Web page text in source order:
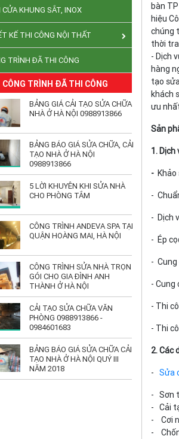
KHUNG SẮT, INOX
KẾ THI CÔNG NỘI THẤT
TRÌNH ĐÃ THI CÔNG
CÔNG TRÌNH ĐÃ THI CÔNG
BẢNG GIÁ CẢI TẠO SỬA CHỮA
NHÀ Ở HÀ NỘI 0988913866
BẢNG BÁO GIÁ SỬA CHỮA, CẢI
TẠO NHÀ Ở HÀ NỘI
0988913866
5 LỜI KHUYÊN KHI SỬA NHÀ
CHO PHÒNG TẮM
CÔNG TRÌNH ANDEVA SPA TẠI
QUẬN HOÀNG MAI, HÀ NỘI
CÔNG TRÌNH SỬA NHÀ TRỌN
GÓI CHO GIA ĐÌNH ANH
THÀNH Ở HÀ NỘI
CẢI TẠO SỬA CHỮA VĂN
PHÒNG 0988913866 -
0984601683
BẢNG BÁO GIÁ SỬA CHỮA CẢI
TẠO NHÀ Ở HÀ NỘI QUÝ III
NĂM 2018
bàn
hiệu
chúng
thời
- Dịch
hàng
tạo
khách
ưu
Sản
1.
-Khảo
-
- Dịch
- Ép
- Cung
- Cung
- Thi
- Thi
2. Các
- Sửa
- Sơn
- Cải
- Cơi
-